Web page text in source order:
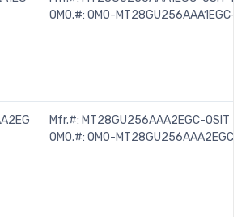
OMO.#: OMO-MT28GU256AAA1EGC-
Mfr.#: MT28GU256AAA2EGC-0SIT TR
OMO.#: OMO-MT28GU256AAA2EGC-